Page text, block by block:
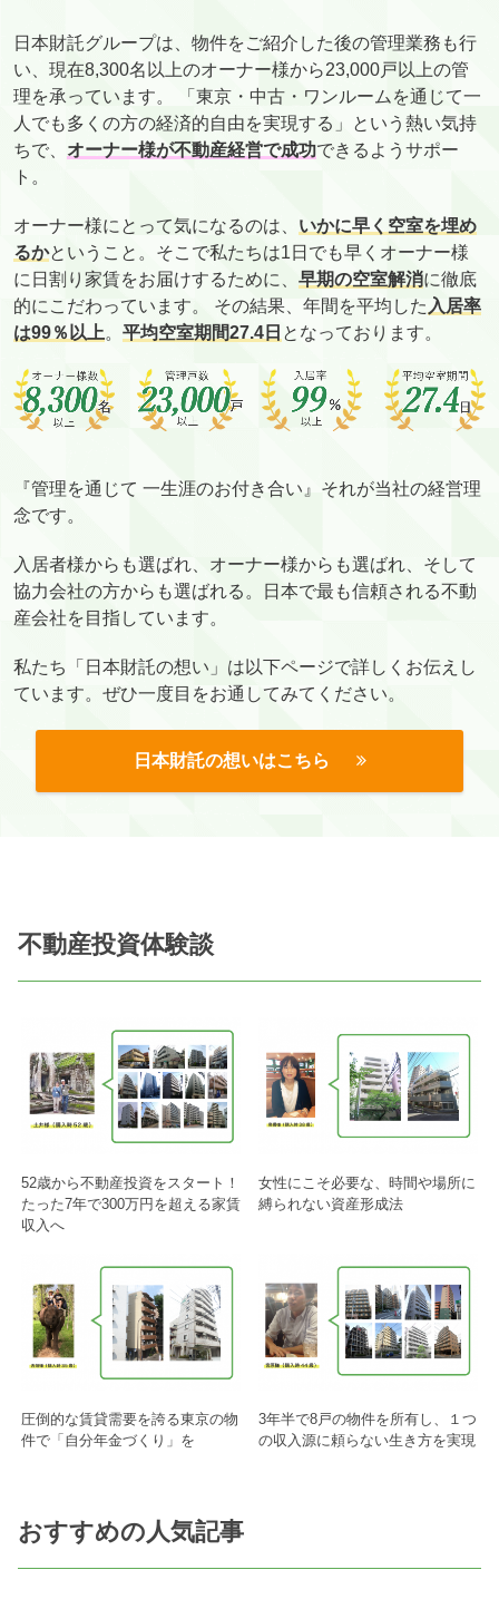
日本財託グループは、物件をご紹介した後の管理業務も行
い、現在8,300名以上のオーナー様から23,000戸以上の管
理を承っています。 「東京・中古・ワンルームを通じて一
人でも多くの方の経済的自由を実現する」という熱い気持
ちで、 オーナー様が不動産経営で成功できるようサポー
ト。
オーナー様にとって気になるのは、 いかに早く空室を埋め
るかということ。そこで私たちは1日でも早くオーナー様
に日割り家賃をお届けするために、 早期の空室解消に徹底
的にこだわっています。 その結果、年間を平均した 入居率
は99％以上。 平均空室期間27.4日 となっております。
『管理を通じて 一生涯のお付き合い』それが当社の経営理
念です。
入居者様からも選ばれ、オーナー様からも選ばれ、そして
協力会社の方からも選ばれる。日本で最も信頼される不動
産会社を目指しています。
私たち「日本財託の想い」は以下ページで詳しくお伝えし
ています。ぜひ一度目をお通してみてください。
日本財託の想いはこちら
不動産投資体験談
52歳から不動産投資をスタート！
たった7年で300万円を超える家賃
収入へ
女性にこそ必要な、時間や場所に
縛られない資産形成法
圧倒的な賃貸需要を誇る東京の物
件で「自分年金づくり」を
3年半で8戸の物件を所有し、１つ
の収入源に頼らない生き方を実現
おすすめの人気記事